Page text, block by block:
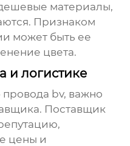
материалы,
Признаком
может быть ее
цвета.
и логистике
провода bv, важно
Поставщик
цены и